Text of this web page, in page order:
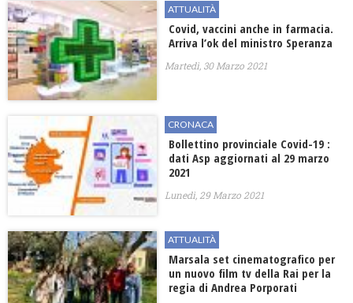
ATTUALITÀ
Covid, vaccini anche in farmacia.
Arriva l’ok del ministro Speranza
Martedì, 30 Marzo 2021
CRONACA
Bollettino provinciale Covid-19 :
dati Asp aggiornati al 29 marzo
2021
Lunedì, 29 Marzo 2021
ATTUALITÀ
Marsala set cinematografico per
un nuovo film tv della Rai per la
regia di Andrea Porporati